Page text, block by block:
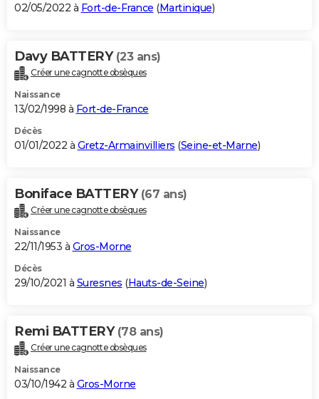
02/05/2022 à Fort-de-France (Martinique)
Davy BATTERY (23 ans)
Créer une cagnotte obsèques
Naissance
13/02/1998 à Fort-de-France
Décès
01/01/2022 à Gretz-Armainvilliers (Seine-et-Marne)
Boniface BATTERY (67 ans)
Créer une cagnotte obsèques
Naissance
22/11/1953 à Gros-Morne
Décès
29/10/2021 à Suresnes (Hauts-de-Seine)
Remi BATTERY (78 ans)
Créer une cagnotte obsèques
Naissance
03/10/1942 à Gros-Morne